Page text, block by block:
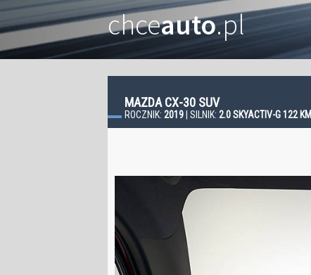
chceauto.pl
MAZDA CX-30 SUV
ROCZNIK: 2019 | SILNIK: 2.0 SKYACTIV-G 122 KM